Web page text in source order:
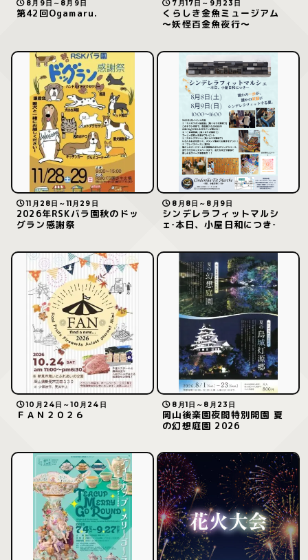
8月9日～8月9日
第42回Ogamaru.
7月17日～9月23日
くらしき金魚ミュージアム
～妖怪百金魚夜行～
11月28日～11月29日
2026年RSKバラ園秋のドッ
グラン感謝祭
8月8日～8月9日
シンデレラフィットマルシ
ェ‐本日、小屋日和につき‐
10月24日～10月24日
ＦＡＮ２０２６
8月1日～8月23日
岡山後楽園夜間特別開園 夏
の幻想庭園 2026